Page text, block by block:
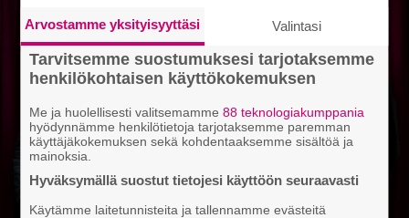
Arvostamme yksityisyyttäsi Valintasi
Tarvitsemme suostumuksesi tarjotaksemme
henkilökohtaisen käyttökokemuksen
Me ja huolellisesti valitsemamme88 teknologiakumppania
hyödynnämme henkilötietoja tarjotaksemme paremman
käyttäjäkokemuksen sekä kohdentaaksemme sisältöä ja
mainoksia.
Hyväksymällä suostut tietojesi käyttöön seuraavasti
Käytämme laitetunnisteita ja tallennamme evästeitä